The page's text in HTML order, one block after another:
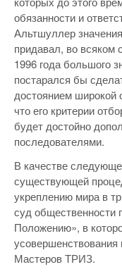
обязанности и
Альтшуллер
придавал, во всяком
1996 года большого
постарался бы
достоянием широкой
что его критерии
будет достойно
последователями.
В качестве
существующей
укреплению мира в
суд общественности
Положению», в
усовершенствования
Мастеров ТРИЗ.